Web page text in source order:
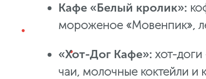
Кафе «Белый кролик»:
мороженое «Мовенпик»,
«Хот-Дог Кафе»: хот-доги
чаи, молочные коктейли и